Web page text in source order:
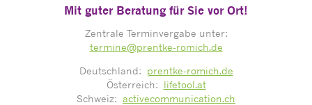
Mit guter Beratung für Sie vor Ort!
Zentrale Terminvergabe unter:
termine@prentke-romich.de
Deutschland: prentke-romich.de
Österreich: lifetool.at
Schweiz: activecommunication.ch